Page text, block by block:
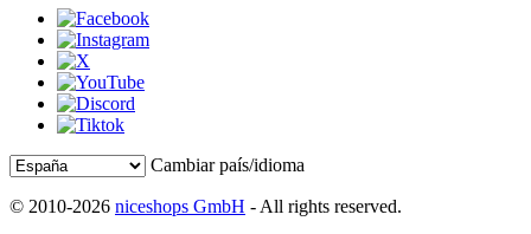
Cambiar país/idioma
© 2010-2026 niceshops GmbH - All rights reserved.